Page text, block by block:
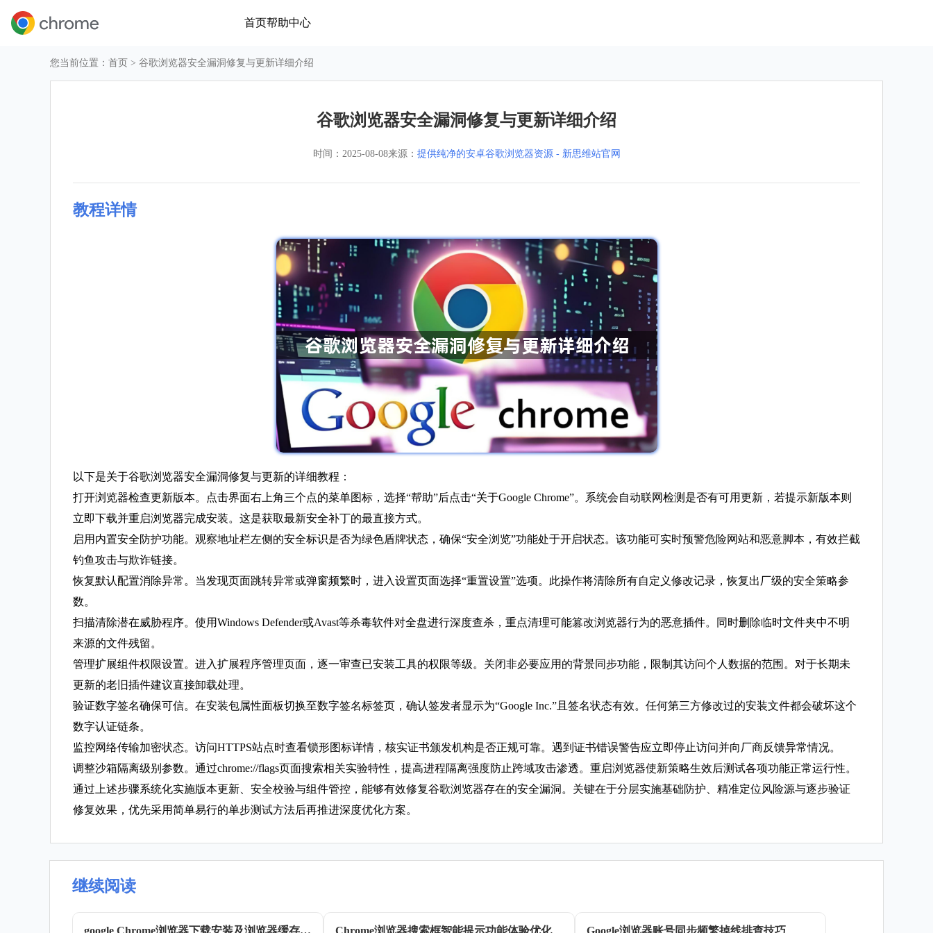
首页帮助中心
您当前位置： 首页 > 谷歌浏览器安全漏洞修复与更新详细介绍
谷歌浏览器安全漏洞修复与更新详细介绍
时间： 2025-08-08来源： 提供纯净的安卓谷歌浏览器资源 - 新思维站官网
教程详情
以下是关于谷歌浏览器安全漏洞修复与更新的详细教程：
打开浏览器检查更新版本。点击界面右上角三个点的菜单图标，选择“帮助”后点击“关于Google Chrome”。系统会自动联网检测是否有可用更新，若提示新版本则
立即下载并重启浏览器完成安装。这是获取最新安全补丁的最直接方式。
启用内置安全防护功能。观察地址栏左侧的安全标识是否为绿色盾牌状态，确保“安全浏览”功能处于开启状态。该功能可实时预警危险网站和恶意脚本，有效拦截
钓鱼攻击与欺诈链接。
恢复默认配置消除异常。当发现页面跳转异常或弹窗频繁时，进入设置页面选择“重置设置”选项。此操作将清除所有自定义修改记录，恢复出厂级的安全策略参
数。
扫描清除潜在威胁程序。使用Windows Defender或Avast等杀毒软件对全盘进行深度查杀，重点清理可能篡改浏览器行为的恶意插件。同时删除临时文件夹中不明
来源的文件残留。
管理扩展组件权限设置。进入扩展程序管理页面，逐一审查已安装工具的权限等级。关闭非必要应用的背景同步功能，限制其访问个人数据的范围。对于长期未
更新的老旧插件建议直接卸载处理。
验证数字签名确保可信。在安装包属性面板切换至数字签名标签页，确认签发者显示为“Google Inc.”且签名状态有效。任何第三方修改过的安装文件都会破坏这个
数字认证链条。
监控网络传输加密状态。访问HTTPS站点时查看锁形图标详情，核实证书颁发机构是否正规可靠。遇到证书错误警告应立即停止访问并向厂商反馈异常情况。
调整沙箱隔离级别参数。通过chrome://flags页面搜索相关实验特性，提高进程隔离强度防止跨域攻击渗透。重启浏览器使新策略生效后测试各项功能正常运行性。
通过上述步骤系统化实施版本更新、安全校验与组件管控，能够有效修复谷歌浏览器存在的安全漏洞。关键在于分层实施基础防护、精准定位风险源与逐步验证
修复效果，优先采用简单易行的单步测试方法后再推进深度优化方案。
继续阅读
google Chrome浏览器下载安装及浏览器缓存清理技巧 Chrome浏览器搜索框智能提示功能体验优化 Google浏览器账号同步频繁掉线排查技巧